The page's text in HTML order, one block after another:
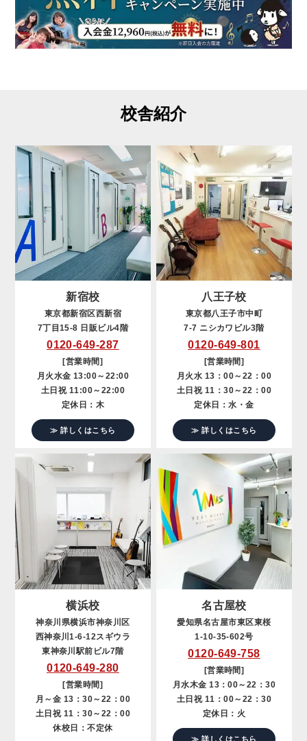
校舎紹介
新宿校
東京都新宿区西新宿
7丁目15-8 日販ビル4階
0120-649-287
[営業時間]
月火水金 13:00～22:00
土日祝 11:00～22:00
定休日：木
≫ 詳しくはこちら
八王子校
東京都八王子市中町
7-7 ニシカワビル3階
0120-649-801
[営業時間]
月火水 13：00～22：00
土日祝 11：30～22：00
定休日：水・金
≫ 詳しくはこちら
横浜校
神奈川県横浜市神奈川区
西神奈川1-6-12スギウラ
東神奈川駅前ビル7階
0120-649-280
[営業時間]
月～金 13：30～22：00
土日祝 11：30～22：00
休校日：不定休
名古屋校
愛知県名古屋市東区東桜
1-10-35-602号
0120-649-758
[営業時間]
月水木金 13：00～22：30
土日祝 11：00～22：30
定休日：火
≫ 詳しくはこちら